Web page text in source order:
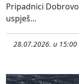
Pripadnici
uspješ...
28.07.2026. u 15:00